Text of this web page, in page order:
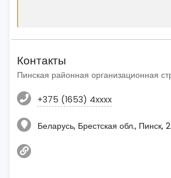
Контакты
Пинская районная организационная
+375 (1653) 4xxxx
Беларусь, Брестская обл., Пинск,